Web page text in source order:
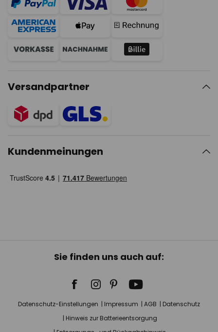
Versandpartner
Kundenmeinungen
Sie finden uns auch auf:
Datenschutz-Einstellungen Impressum AGB
Datenschutz
Hinweis zur Batterieentsorgung